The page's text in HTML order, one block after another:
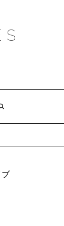
ブ